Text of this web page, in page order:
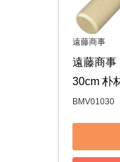
遠藤商事
遠藤商事
30cm 朴
BMV01030